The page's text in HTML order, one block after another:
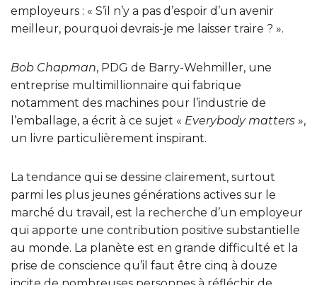
employeurs : « S’il n’y a pas d’espoir d’un avenir
meilleur, pourquoi devrais-je me laisser traire ? ».
Bob Chapman, PDG de Barry-Wehmiller, une
entreprise multimillionnaire qui fabrique
notamment des machines pour l’industrie de
l’emballage, a écrit à ce sujet « Everybody matters »,
un livre particulièrement inspirant.
La tendance qui se dessine clairement, surtout
parmi les plus jeunes générations actives sur le
marché du travail, est la recherche d’un employeur
qui apporte une contribution positive substantielle
au monde. La planète est en grande difficulté et la
prise de conscience qu’il faut être cinq à douze